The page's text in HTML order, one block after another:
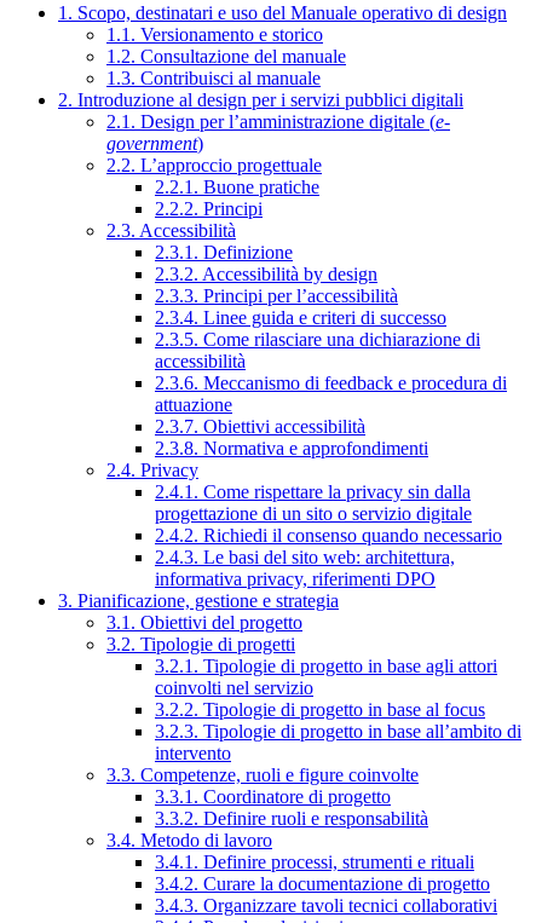
1. Scopo, destinatari e uso del Manuale operativo di design
1.1. Versionamento e storico
1.2. Consultazione del manuale
1.3. Contribuisci al manuale
2. Introduzione al design per i servizi pubblici digitali
2.1. Design per l’amministrazione digitale (e-
government)
2.2. L’approccio progettuale
2.2.1. Buone pratiche
2.2.2. Principi
2.3. Accessibilità
2.3.1. Definizione
2.3.2. Accessibilità by design
2.3.3. Principi per l’accessibilità
2.3.4. Linee guida e criteri di successo
2.3.5. Come rilasciare una dichiarazione di
accessibilità
2.3.6. Meccanismo di feedback e procedura di
attuazione
2.3.7. Obiettivi accessibilità
2.3.8. Normativa e approfondimenti
2.4. Privacy
2.4.1. Come rispettare la privacy sin dalla
progettazione di un sito o servizio digitale
2.4.2. Richiedi il consenso quando necessario
2.4.3. Le basi del sito web: architettura,
informativa privacy, riferimenti DPO
3. Pianificazione, gestione e strategia
3.1. Obiettivi del progetto
3.2. Tipologie di progetti
3.2.1. Tipologie di progetto in base agli attori
coinvolti nel servizio
3.2.2. Tipologie di progetto in base al focus
3.2.3. Tipologie di progetto in base all’ambito di
intervento
3.3. Competenze, ruoli e figure coinvolte
3.3.1. Coordinatore di progetto
3.3.2. Definire ruoli e responsabilità
3.4. Metodo di lavoro
3.4.1. Definire processi, strumenti e rituali
3.4.2. Curare la documentazione di progetto
3.4.3. Organizzare tavoli tecnici collaborativi